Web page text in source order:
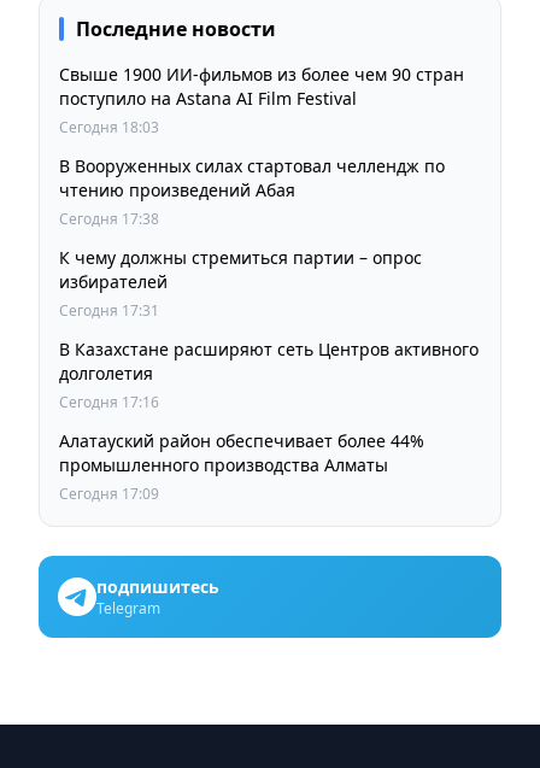
Последние новости
Свыше 1900 ИИ-фильмов из более чем 90 стран
поступило на Astana AI Film Festival
Сегодня 18:03
В Вооруженных силах стартовал челлендж по
чтению произведений Абая
Сегодня 17:38
К чему должны стремиться партии – опрос
избирателей
Сегодня 17:31
В Казахстане расширяют сеть Центров активного
долголетия
Сегодня 17:16
Алатауский район обеспечивает более 44%
промышленного производства Алматы
Сегодня 17:09
подпишитесь
Telegram